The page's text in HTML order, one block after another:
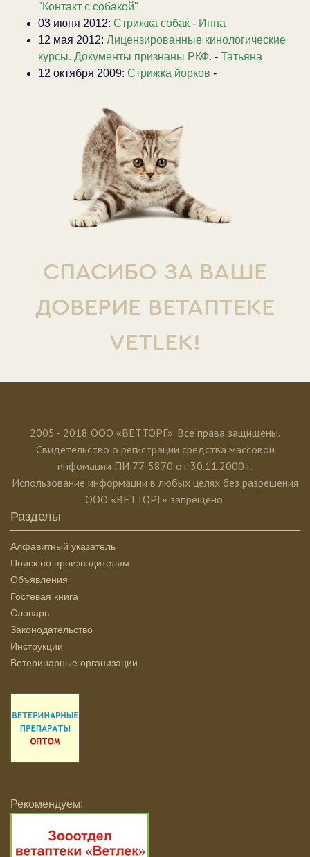
"Контакт с собакой"
03 июня 2012: Стрижка собак - Инна
12 мая 2012: Лицензированные кинологические
курсы. Документы признаны РКФ. - Татьяна
12 октября 2009: Стрижка йорков -
СПАСИБО ЗА ВАШЕ
ДОВЕРИЕ ВЕТАПТЕКЕ
VETLEK!
2005 - 2018 ООО «ВЕТТОРГ». Все права защищены.
Свидетельство о регистрации средства массовой
инфомации ПИ 77-5870 от 30.11.2000 г.
Использование информации в любых целях без разрешения
ООО «ВЕТТОРГ» запрещено.
Разделы
Алфавитный указатель
Поиск по производителям
Объявления
Гостевая книга
Словарь
Законодательство
Инструкции
Ветеринарные организации
Рекомендуем: